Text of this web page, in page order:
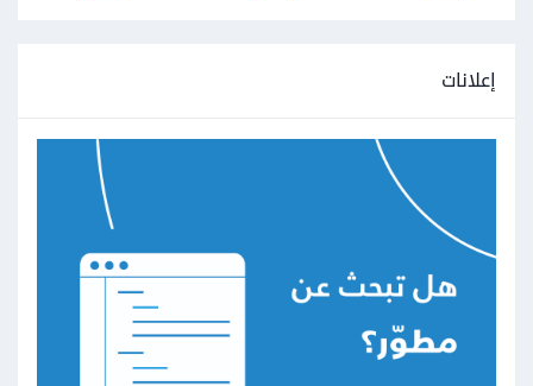
إعلانات